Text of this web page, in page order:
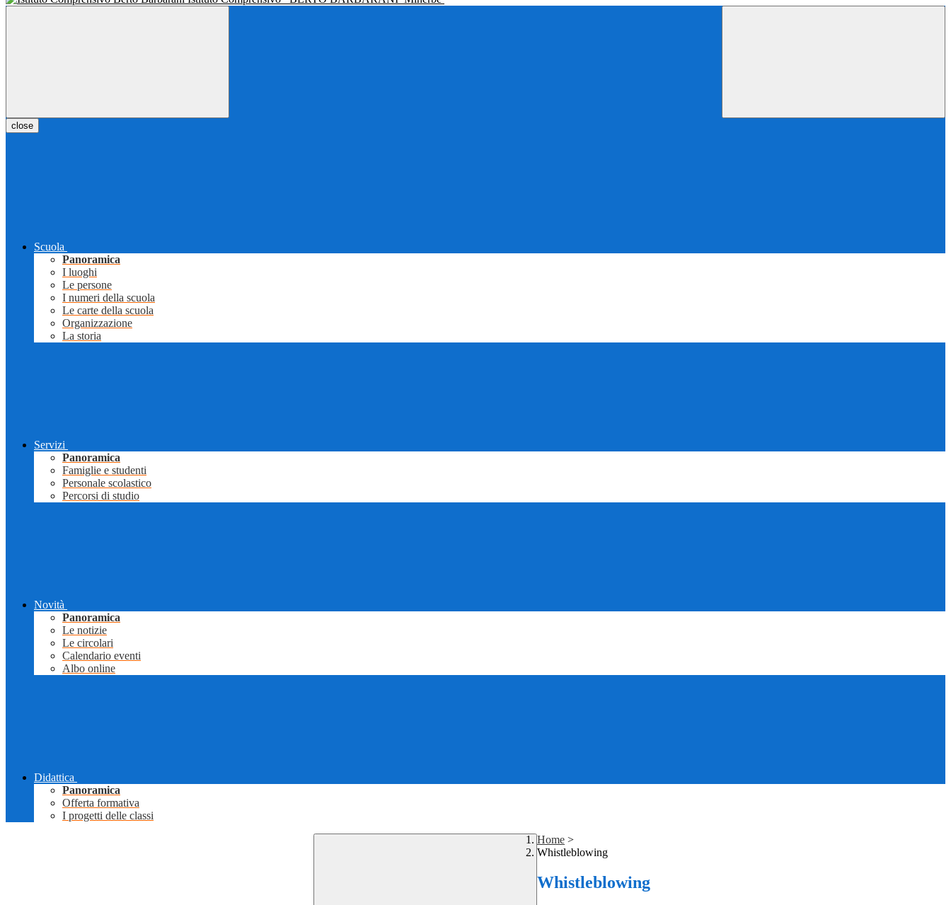
close
Scuola
Panoramica
I luoghi
Le persone
I numeri della scuola
Le carte della scuola
Organizzazione
La storia
Servizi
Panoramica
Famiglie e studenti
Personale scolastico
Percorsi di studio
Novità
Panoramica
Le notizie
Le circolari
Calendario eventi
Albo online
Didattica
Panoramica
Offerta formativa
I progetti delle classi
Home >
Whistleblowing
Whistleblowing